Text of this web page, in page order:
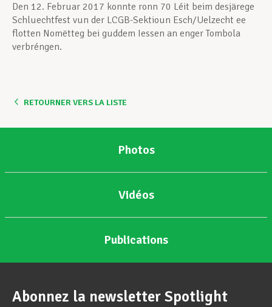
Den 12. Februar 2017 konnte ronn 70 Léit beim desjärege
Schluechtfest vun der LCGB-Sektioun Esch/Uelzecht ee
flotten Nomëtteg bei guddem Iessen an enger Tombola
verbréngen.
RETOURNER VERS LA LISTE
Photos
Vidéos
Publications
Abonnez la newsletter Spotlight